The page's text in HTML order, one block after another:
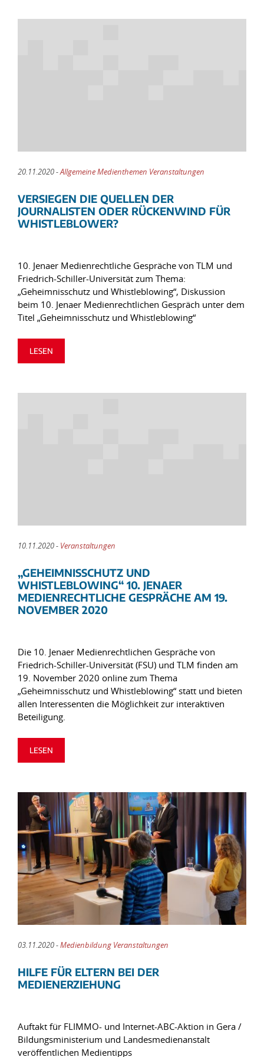
20.11.2020 -Allgemeine Medienthemen Veranstaltungen
VERSIEGEN DIE QUELLEN DER
JOURNALISTEN ODER RÜCKENWIND FÜR
WHISTLEBLOWER?
10. Jenaer Medienrechtliche Gespräche von TLM und
Friedrich-Schiller-Universität zum Thema:
„Geheimnisschutz und Whistleblowing“, Diskussion
beim 10. Jenaer Medienrechtlichen Gespräch unter dem
Titel „Geheimnisschutz und Whistleblowing“
LESEN
10.11.2020 - Veranstaltungen
„GEHEIMNISSCHUTZ UND
WHISTLEBLOWING“ 10. JENAER
MEDIENRECHTLICHE GESPRÄCHE AM 19.
NOVEMBER 2020
Die 10. Jenaer Medienrechtlichen Gespräche von
Friedrich-Schiller-Universität (FSU) und TLM finden am
19. November 2020 online zum Thema
„Geheimnisschutz und Whistleblowing“ statt und bieten
allen Interessenten die Möglichkeit zur interaktiven
Beteiligung.
LESEN
03.11.2020 -Medienbildung Veranstaltungen
HILFE FÜR ELTERN BEI DER
MEDIENERZIEHUNG
Auftakt für FLIMMO- und Internet-ABC-Aktion in Gera /
Bildungsministerium und Landesmedienanstalt
veröffentlichen Medientipps